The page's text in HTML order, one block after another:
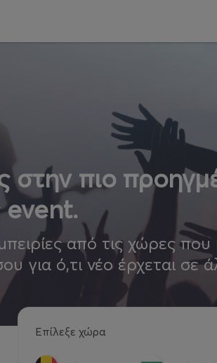
στην πιο
event.
από τις χώρες
για ό,τι νέο έρχεται σε
Επίλεξε χώρα